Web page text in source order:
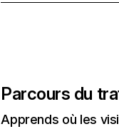
Parcours du
Apprends où les